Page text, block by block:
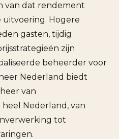
van dat rendement
uitvoering. Hogere
gasten, tijdig
zijn
beheerder voor
Nederland biedt
van
Nederland, van
tot